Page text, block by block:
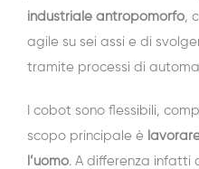
industriale antropomorfo,
agile su sei assi e di
tramite processi di
I cobot sono flessibili,
scopo principale è
l’uomo. A differenza infatti